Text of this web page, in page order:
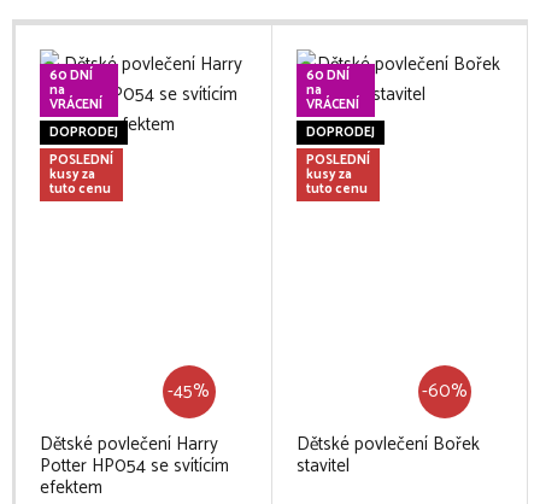
60 DNÍ
na
VRÁCENÍ
DOPRODEJ
POSLEDNÍ
kusy za
tuto cenu
-45%
Dětské povlečení Harry
Potter HP054 se svítícím
efektem
60 DNÍ
na
VRÁCENÍ
DOPRODEJ
POSLEDNÍ
kusy za
tuto cenu
-60%
Dětské povlečení Bořek
stavitel